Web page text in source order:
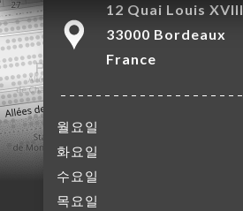
12 Quai Louis XVIII
33000 Bordeaux
France
월요일
화요일
수요일
목요일